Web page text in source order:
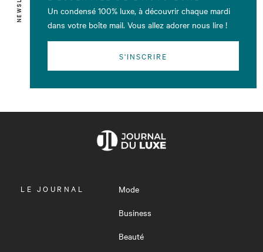
Un condensé 100% luxe, à découvrir chaque mardi
dans votre boîte mail. Vous allez adorer nous lire !
S'INSCRIRE
OUVRIR
LE JOURNAL
Mode
Business
Beauté